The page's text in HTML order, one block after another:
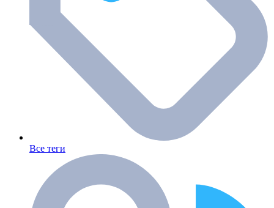
Все теги